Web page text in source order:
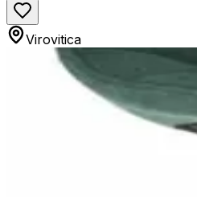
Virovitica